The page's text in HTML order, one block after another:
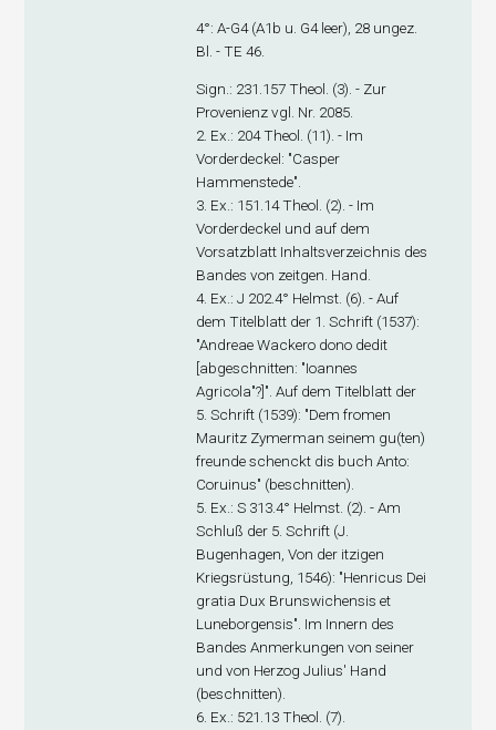
4°: A-G4(A1b u. G4 leer), 28 ungez.
Bl. - TE 46.
Sign.: 231.157 Theol. (3). - Zur
Provenienz vgl. Nr. 2085.
2. Ex.: 204 Theol. (11). - Im
Vorderdeckel: "Casper
Hammenstede".
3. Ex.: 151.14 Theol. (2). - Im
Vorderdeckel und auf dem
Vorsatzblatt Inhaltsverzeichnis des
Bandes von zeitgen. Hand.
4. Ex.: J 202.4° Helmst. (6). - Auf
dem Titelblatt der 1. Schrift (1537):
"Andreae Wackero dono dedit
[abgeschnitten: "Ioannes
Agricola"?]". Auf dem Titelblatt der
5. Schrift (1539): "Dem fromen
Mauritz Zymerman seinem gu(ten)
freunde schenckt dis buch Anto:
Coruinus" (beschnitten).
5. Ex.: S 313.4° Helmst. (2). - Am
Schluß der 5. Schrift (J.
Bugenhagen, Von der itzigen
Kriegsrüstung, 1546): "Henricus Dei
gratia Dux Brunswichensis et
Luneborgensis". Im Innern des
Bandes Anmerkungen von seiner
und von Herzog Julius' Hand
(beschnitten).
6. Ex.: 521.13 Theol. (7).